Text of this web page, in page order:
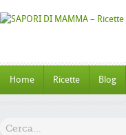
Home Ricette Blog